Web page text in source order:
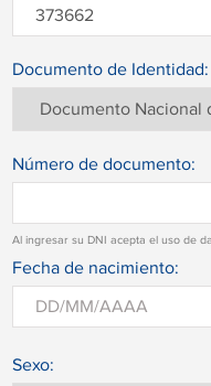
Documento de Identidad:
Número de documento:
Al ingresar su DNI acepta el uso de
Fecha de nacimiento:
Sexo: